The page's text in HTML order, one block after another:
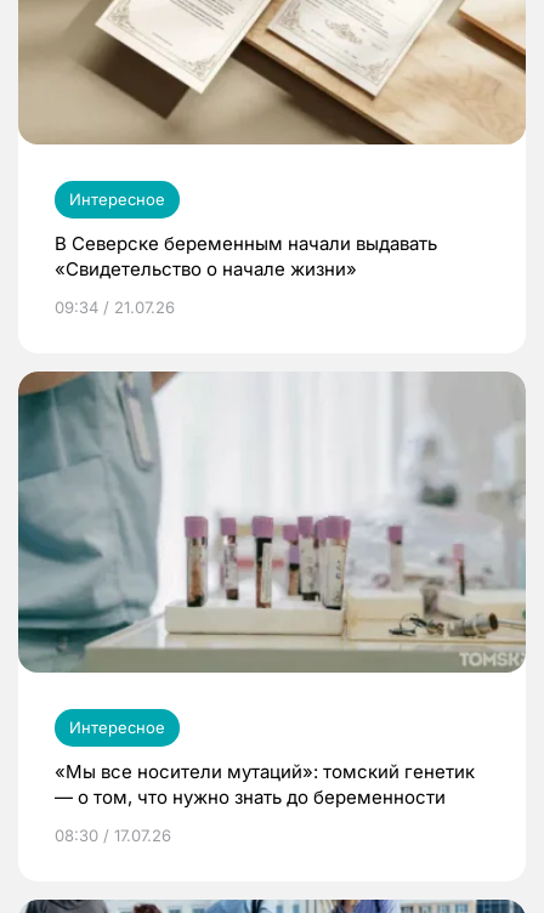
Интересное
В Северске беременным начали выдавать
«Свидетельство о начале жизни»
09:34 / 21.07.26
Интересное
«Мы все носители мутаций»: томский генетик
— о том, что нужно знать до беременности
08:30 / 17.07.26